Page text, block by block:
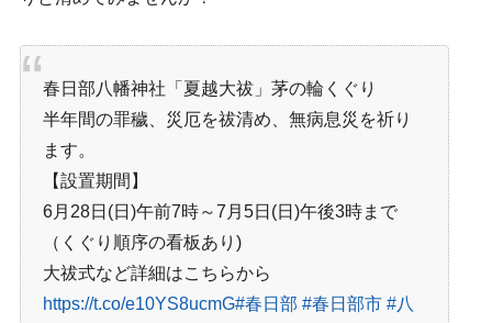
春日部八幡神社「夏越大祓」茅の輪くぐり
半年間の罪穢、災厄を祓清め、無病息災を祈り
ます。
【設置期間】
6月28日(日)午前7時～7月5日(日)午後3時まで
（くぐり順序の看板あり)
大祓式など詳細はこちらから
https://t.co/e10YS8ucmG#春日部 #春日部市 #八